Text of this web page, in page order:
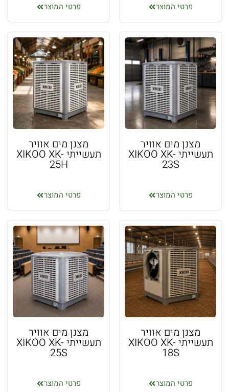
פרטי המוצר פרטי המוצר
מצנן מים אוויר
תעשייתי XIKOO XK-
23S
פרטי המוצר
מצנן מים אוויר
תעשייתי XIKOO XK-
25H
פרטי המוצר
מצנן מים אוויר
תעשייתי XIKOO XK-
18S
פרטי המוצר
מצנן מים אוויר
תעשייתי XIKOO XK-
25S
פרטי המוצר